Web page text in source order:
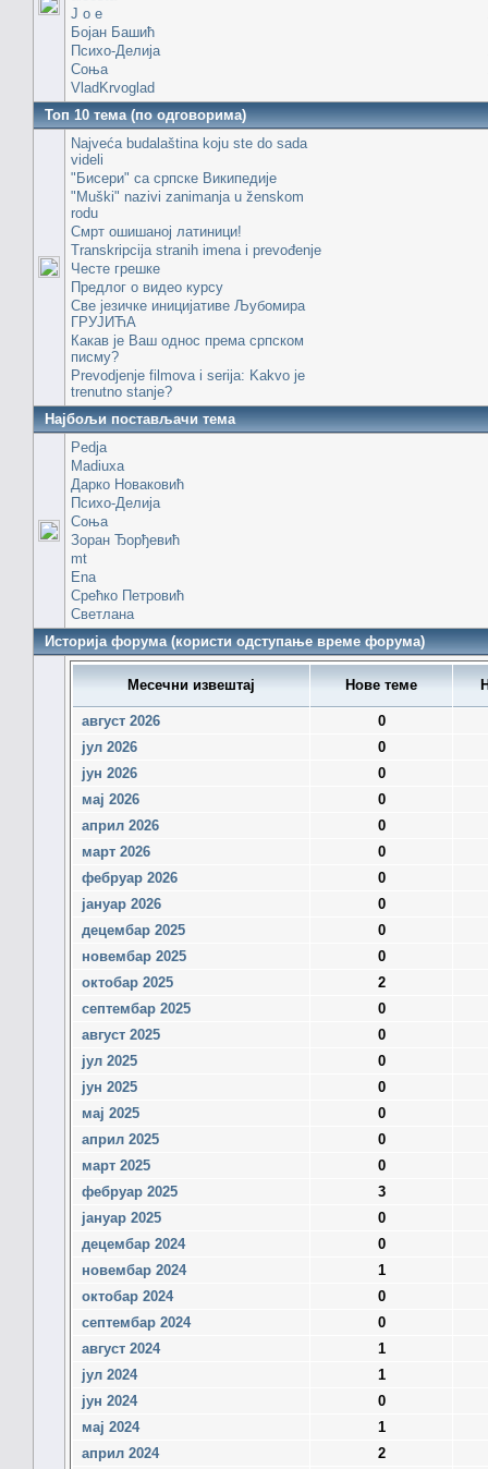
J o e
Бојан Башић
Психо-Делија
Соња
VladKrvoglad
Топ 10 тема (по одговорима)
Najveća budalaština koju ste do sada
videli
"Бисери" са српске Википедије
"Muški" nazivi zanimanja u ženskom
rodu
Смрт ошишаној латиници!
Transkripcija stranih imena i prevođenje
Честе грешке
Предлог о видео курсу
Све језичке иницијативе Љубомира
ГРУЈИЋА
Какав је Ваш однос према српском
писму?
Prevodjenje filmova i serija: Kakvo je
trenutno stanje?
Најбољи постављачи тема
Pedja
Madiuxa
Дарко Новаковић
Психо-Делија
Соња
Зоран Ђорђевић
mt
Ena
Срећко Петровић
Светлана
Историја форума (користи одступање време форума)
Месечни извештај Нове теме
август 2026
0
јул 2026
0
јун 2026
0
мај 2026
0
април 2026
0
март 2026
0
фебруар 2026
0
јануар 2026
0
децембар 2025
0
новембар 2025
0
октобар 2025
2
септембар 2025
0
август 2025
0
јул 2025
0
јун 2025
0
мај 2025
0
април 2025
0
март 2025
0
фебруар 2025
3
јануар 2025
0
децембар 2024
0
новембар 2024
1
октобар 2024
0
септембар 2024
0
август 2024
1
јул 2024
1
јун 2024
0
мај 2024
1
април 2024
2